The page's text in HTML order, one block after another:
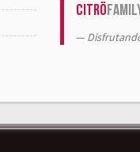
Citrö